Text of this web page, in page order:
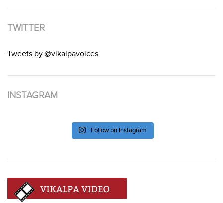
TWITTER
Tweets by @vikalpavoices
INSTAGRAM
Follow on Instagram